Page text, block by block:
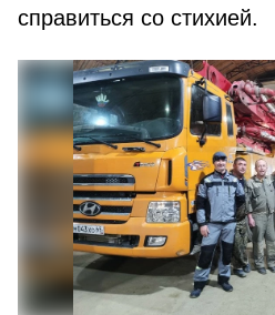
справиться со стихией.